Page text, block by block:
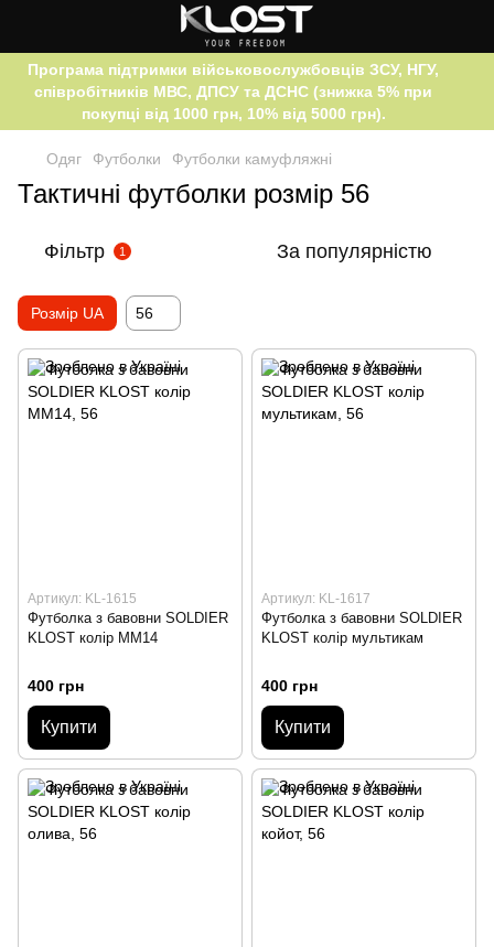
Програма підтримки військовослужбовців ЗСУ, НГУ,
співробітників МВС, ДПСУ та ДСНС (знижка 5% при
покупці від 1000 грн, 10% від 5000 грн).
Одяг Футболки Футболки камуфляжні
Тактичні футболки розмір 56
Фільтр 1 За популярністю
Розмір UA 56
Артикул: KL-1615
Футболка з бавовни SOLDIER
KLOST колір ММ14
400 грн
Купити
Артикул: KL-1617
Футболка з бавовни SOLDIER
KLOST колір мультикам
400 грн
Купити